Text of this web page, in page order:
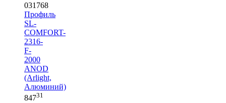
031768
Профиль
SL-
COMFORT-
2316-
F-
2000
ANOD
(Arlight,
Алюминий)
84731